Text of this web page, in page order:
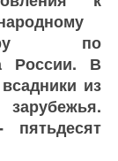
по
России. В
из